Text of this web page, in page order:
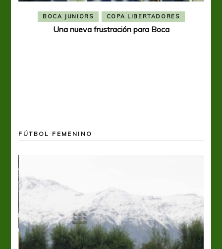
BOCA JUNIORS COPA LIBERTADORES
Una nueva frustración para Boca
FÚTBOL FEMENINO